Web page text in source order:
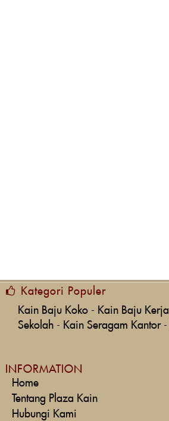
Kategori Populer
Kain Baju Koko - Kain Baju Kerja
Sekolah - Kain Seragam Kantor-
INFORMATION
Home
Tentang Plaza Kain
Hubungi Kami